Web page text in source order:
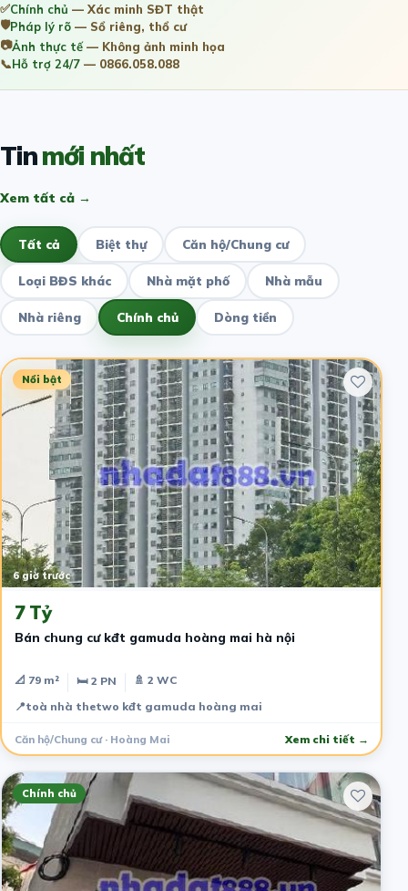
✅Chính chủ — Xác minh SĐT thật
🛡️Pháp lý rõ — Sổ riêng, thổ cư
📷Ảnh thực tế— Không ảnh minh họa
📞Hỗ trợ 24/7 — 0866.058.088
Tinmới nhất
Xem tất cả →
Tất cả Biệt thự Căn hộ/Chung cư
Loại BĐS khác Nhà mặt phố Nhà mẫu
Nhà riêng Chính chủ Dòng tiền
Nổi bật
6 giờ trước
7 Tỷ
Bán chung cư kđt gamuda hoàng mai hà nội
📐 79 m² 🛏 2 PN
🚿 2 WC
📍toà nhà thetwo kđt gamuda hoàng mai
Căn hộ/Chung cư · Hoàng Mai Xem chi tiết →
Chính chủ